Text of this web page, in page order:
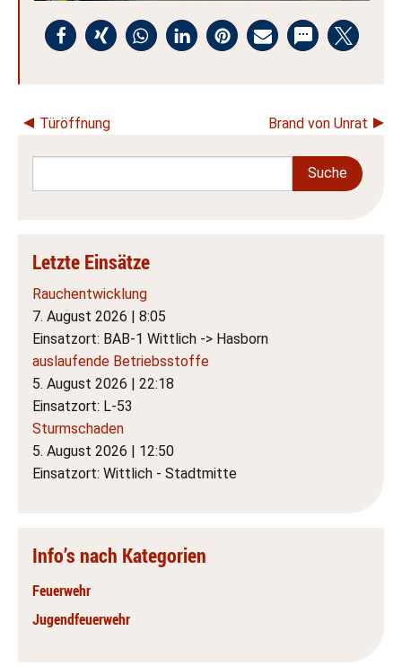
Türöffnung Brand von Unrat
Letzte Einsätze
Rauchentwicklung
7. August 2026 | 8:05
Einsatzort: BAB-1 Wittlich -> Hasborn
auslaufende Betriebsstoffe
5. August 2026 | 22:18
Einsatzort: L-53
Sturmschaden
5. August 2026 | 12:50
Einsatzort: Wittlich - Stadtmitte
Info’s nach Kategorien
Feuerwehr
Jugendfeuerwehr